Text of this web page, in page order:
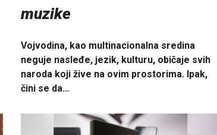
muzike
Vojvodina, kao multinacionalna sredina
neguje nasleđe, jezik, kulturu, običaje svih
naroda koji žive na ovim prostorima. Ipak,
čini se da…